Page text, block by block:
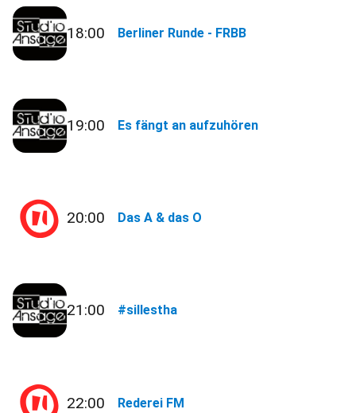
18:00 Berliner Runde - FRBB
19:00 Es fängt an aufzuhören
20:00 Das A & das O
21:00 #sillestha
22:00 Rederei FM